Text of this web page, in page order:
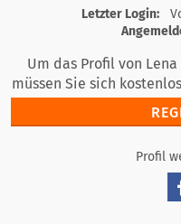
Letzter Login:
Um das Profil von
müssen Sie sich kostenlos
Profil